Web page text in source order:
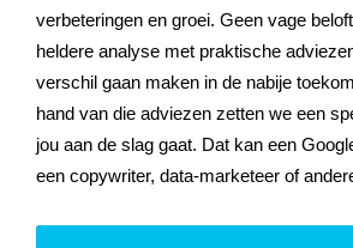
verbeteringen en groei. Geen vage
heldere analyse met praktische
verschil gaan maken in de nabije
hand van die adviezen zetten we een
jou aan de slag gaat. Dat kan een
een copywriter, data-marketeer of